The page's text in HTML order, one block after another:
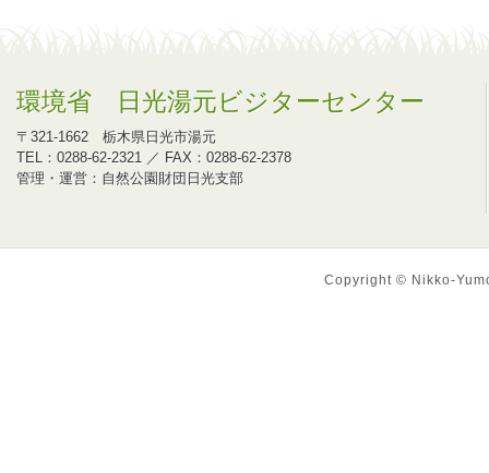
環境省 日光湯元ビジターセンター
〒321-1662 栃木県日光市湯元
TEL：0288-62-2321 ／ FAX：0288-62-2378
管理・運営：自然公園財団日光支部
Copyright © Nikko-